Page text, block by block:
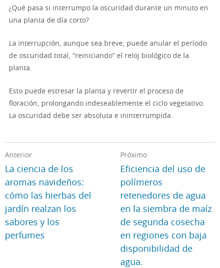
¿Qué pasa si interrumpo la oscuridad durante un minuto en
una planta de día corto?
La interrupción, aunque sea breve, puede anular el período
de oscuridad total, “reiniciando” el reloj biológico de la
planta.
Esto puede estresar la planta y revertir el proceso de
floración, prolongando indeseablemente el ciclo vegetativo.
La oscuridad debe ser absoluta e ininterrumpida.
Anterior
La ciencia de los
aromas navideños:
cómo las hierbas del
jardín realzan los
sabores y los
perfumes
Próximo
Eficiencia del uso de
polímeros
retenedores de agua
en la siembra de maíz
de segunda cosecha
en regiones con baja
disponibilidad de
agua.